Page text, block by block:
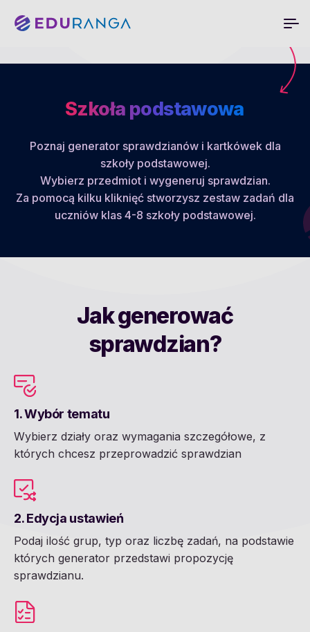
Szkoła podstawowa
Poznaj generator sprawdzianów i kartkówek dla
szkoły podstawowej.
Wybierz przedmiot i wygeneruj sprawdzian.
Za pomocą kilku kliknięć stworzysz zestaw zadań dla
uczniów klas 4-8 szkoły podstawowej.
Jak generować
sprawdzian?
1. Wybór tematu
Wybierz działy oraz wymagania szczegółowe, z
których chcesz przeprowadzić sprawdzian
2. Edycja ustawień
Podaj ilość grup, typ oraz liczbę zadań, na podstawie
których generator przedstawi propozycję
sprawdzianu.